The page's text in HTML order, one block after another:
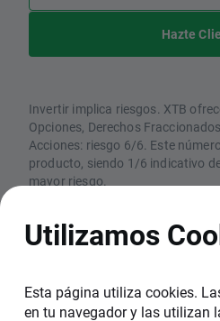
Hazte
Invertir implica riesgos. XTB
Opciones, Derechos
Acciones: riesgo 6/6. Este
producto, siendo 1/6 indicativo
mayor riesgo.
asociados a un riesgo elevado
debido al apalancamiento. El 77%
inversores minoristas pierden
el funcionamiento de los CFDs y
un riesgo elevado de perder su
Utilizamos
Esta página utiliza cookies.
en tu navegador y las utilizan